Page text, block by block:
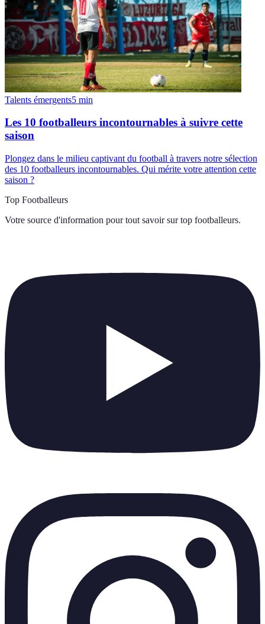
Talents émergents5 min
Les 10 footballeurs incontournables à suivre cette
saison
Plongez dans le milieu captivant du football à travers notre sélection
des 10 footballeurs incontournables. Qui mérite votre attention cette
saison ?
Top Footballeurs
Votre source d'information pour tout savoir sur top footballeurs.